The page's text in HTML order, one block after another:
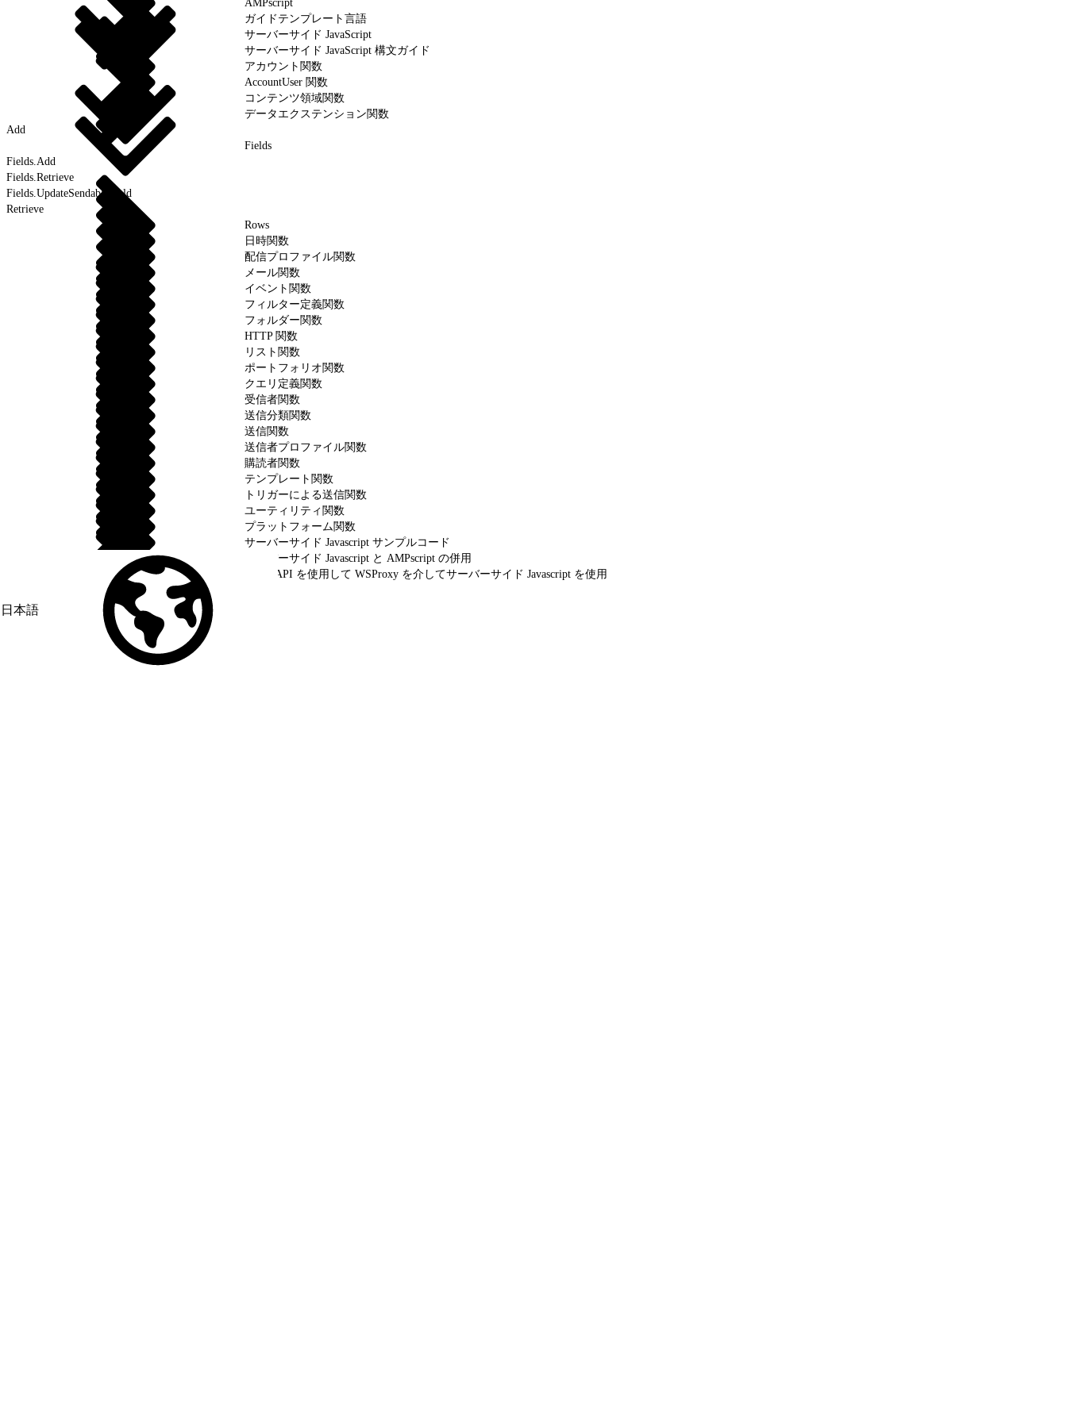
AMPscript
ガイドテンプレート言語
サーバーサイド JavaScript
サーバーサイド JavaScript 構文ガイド
アカウント関数
AccountUser 関数
コンテンツ領域関数
データエクステンション関数
Add
Fields
Fields.Add
Fields.Retrieve
Fields.UpdateSendableField
Retrieve
Rows
日時関数
配信プロファイル関数
メール関数
イベント関数
フィルター定義関数
フォルダー関数
HTTP 関数
リスト関数
ポートフォリオ関数
クエリ定義関数
受信者関数
送信分類関数
送信関数
送信者プロファイル関数
購読者関数
テンプレート関数
トリガーによる送信関数
ユーティリティ関数
プラットフォーム関数
サーバーサイド Javascript サンプルコード
サーバーサイド Javascript と AMPscript の併用
SOAP API を使用して WSProxy を介してサーバーサイド Javascript を使用
日本語